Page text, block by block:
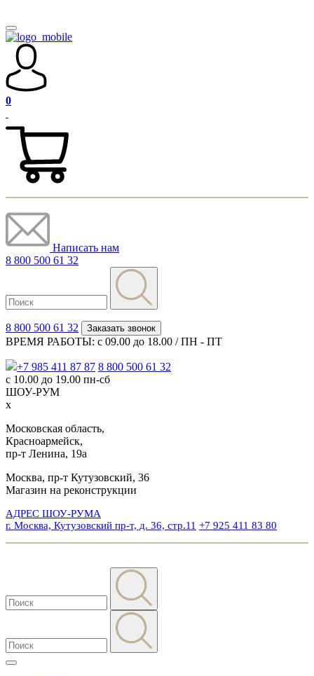
0
Написать нам
8 800 500 61 32
8 800 500 61 32 Заказать звонок
ВРЕМЯ РАБОТЫ: с 09.00 до 18.00 / ПН - ПТ
+7 985 411 87 87 8 800 500 61 32
с 10.00 до 19.00 пн-сб
ШОУ-РУМ
x
Московская область,
Красноармейск,
пр-т Ленина, 19а
Москва, пр-т Кутузовский, 36
Магазин на реконструкции
АДРЕС ШОУ-РУМА
г. Москва, Кутузовский пр-т, д. 36, стр.11 +7 925 411 83 80